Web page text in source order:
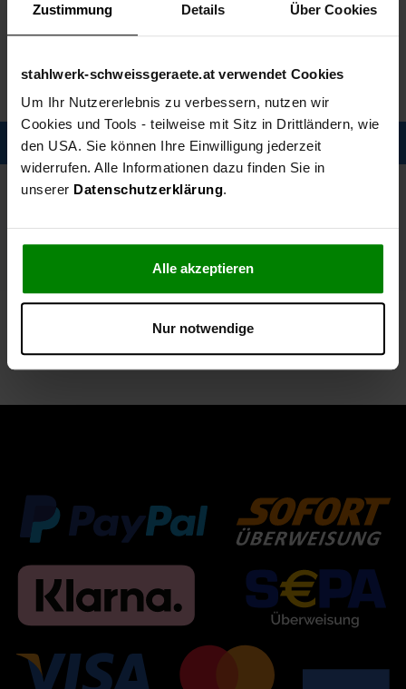
Zustimmung Details Über Cookies
stahlwerk-schweissgeraete.at verwendet Cookies
Um Ihr Nutzererlebnis zu verbessern, nutzen wir
Cookies und Tools - teilweise mit Sitz in Drittländern, wie
den USA. Sie können Ihre Einwilligung jederzeit
widerrufen. Alle Informationen dazu finden Sie in
unserer Datenschutzerklärung.
Alle akzeptieren
Nur notwendige
STAHLWERK
Versand: 6-8 Werktage
Description
Spezifikationen
Technische Daten